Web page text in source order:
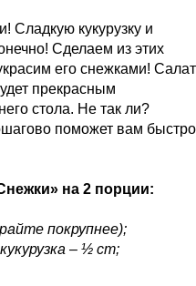
Сладкую кукурузку и
Сделаем из этих
его снежками! Салат
прекрасным
стола. Не так ли?
поможет вам быстро
на 2 порции:
покрупнее);
– ½ ст;